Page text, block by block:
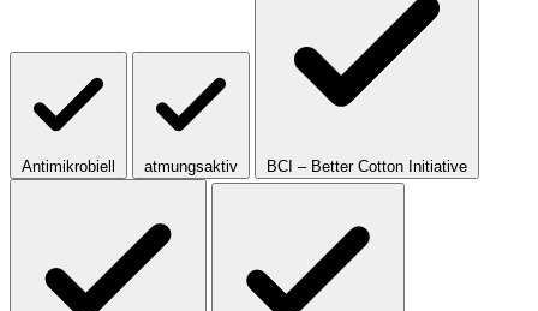
Antimikrobiell atmungsaktiv BCI – Better Cotton Initiative